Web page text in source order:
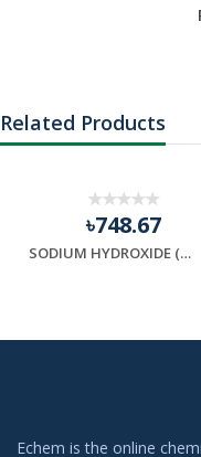
Related Products
৳748.67
SODIUM HYDROXIDE (সোডিয়াম হাইড্রক্সাইড)
Echem is the online